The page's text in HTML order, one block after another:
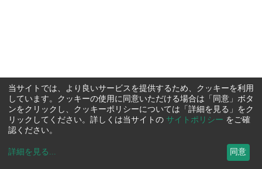
当サイトでは、より良いサービスを提供するため、クッキーを利用
しています。クッキーの使用に同意いただける場合は「同意」ボタ
ンをクリックし、クッキーポリシーについては「詳細を見る」をク
リックしてください。詳しくは当サイトの サイトポリシー をご確
認ください。
詳細を見る ... 同意